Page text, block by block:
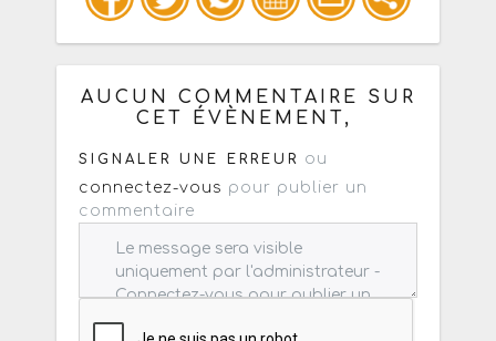
Copiez les infos ci-dessous pour un
: mail / forum / réseau social
AUCUN COMMENTAIRE SUR
CET ÉVÈNEMENT,
SIGNALER UNE ERREUR
ou
connectez-vous pour publier un
commentaire